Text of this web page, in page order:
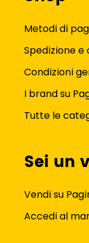
Metodi di
Spedizione e
Condizioni
I brand su
Tutte le
Sei un
Vendi su
Accedi al